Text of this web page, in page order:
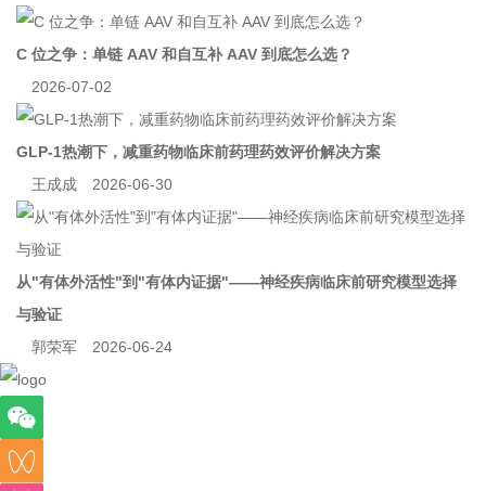
C 位之争：单链 AAV 和自互补 AAV 到底怎么选？
2026-07-02
GLP-1热潮下，减重药物临床前药理药效评价解决方案
王成成
2026-06-30
从"有体外活性"到"有体内证据"——神经疾病临床前研究模型选择
与验证
郭荣军
2026-06-24